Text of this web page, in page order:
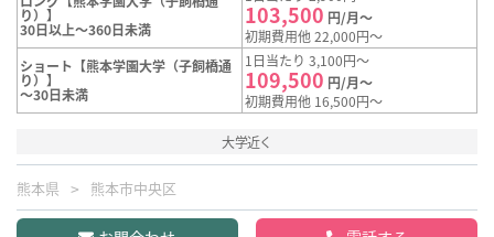
り）】
30日以上～360日未満
103,500 円/月～
初期費用他 22,000円～
ショート【熊本学園大学（子飼橋通
り）】
～30日未満
1日当たり 3,100円～
109,500 円/月～
初期費用他 16,500円～
大学近く
熊本県 熊本市中央区